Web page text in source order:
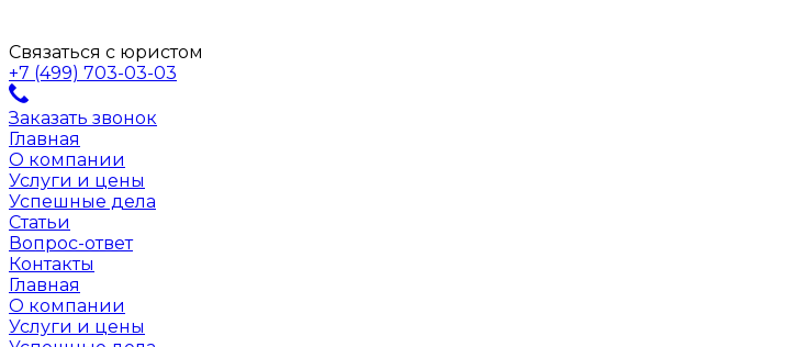
Связаться с юристом
+7 (499) 703-03-03
Заказать звонок
Главная
О компании
Услуги и цены
Успешные дела
Статьи
Вопрос-ответ
Контакты
Главная
О компании
Услуги и цены